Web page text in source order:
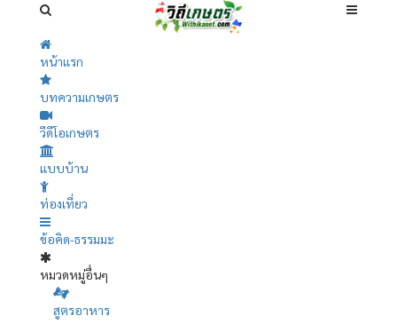
หน้าแรก
บทความเกษตร
วีดีโอเกษตร
แบบบ้าน
ท่องเที่ยว
ข้อคิด-ธรรมมะ
หมวดหมู่อื่นๆ
สูตรอาหาร